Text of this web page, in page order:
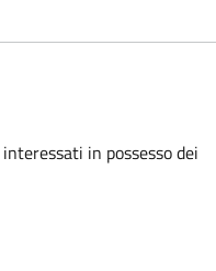
in possesso dei